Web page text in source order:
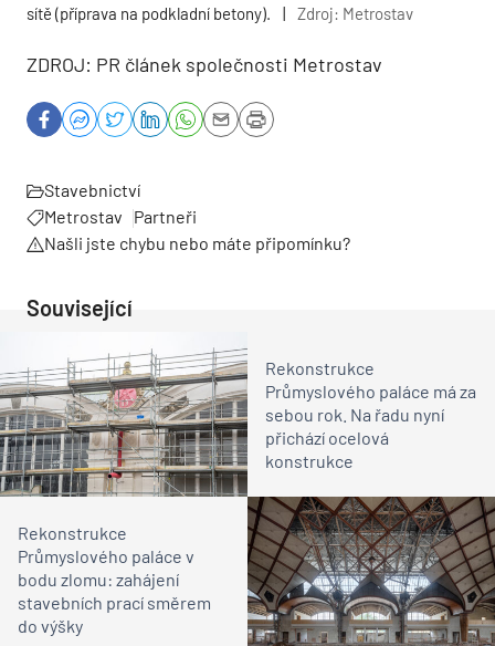
sítě (příprava na podkladní betony).
| Zdroj: Metrostav
ZDROJ: PR článek společnosti Metrostav
Stavebnictví
Metrostav
Partneři
Našli jste chybu nebo máte připomínku?
Související
Rekonstrukce
Průmyslového paláce má za
sebou rok. Na řadu nyní
přichází ocelová
konstrukce
Rekonstrukce
Průmyslového paláce v
bodu zlomu: zahájení
stavebních prací směrem
do výšky